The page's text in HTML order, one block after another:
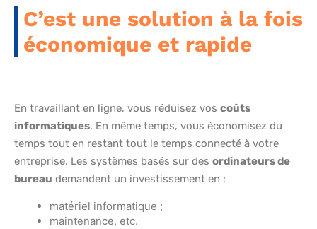
C’est une solution à la fois
économique et rapide
En travaillant en ligne, vous réduisez vos coûts
informatiques. En même temps, vous économisez du
temps tout en restant tout le temps connecté à votre
entreprise. Les systèmes basés sur des ordinateurs de
bureau demandent un investissement en :
matériel informatique ;
maintenance, etc.